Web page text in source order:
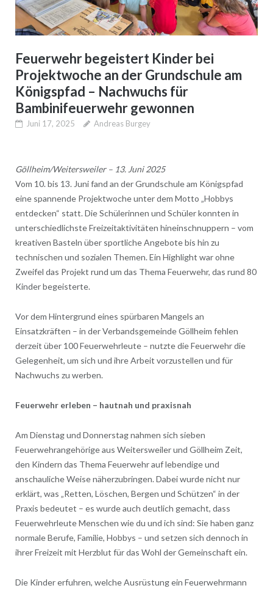
Feuerwehr begeistert Kinder bei
Projektwoche an der Grundschule am
Königspfad – Nachwuchs für
Bambinifeuerwehr gewonnen
Juni 17, 2025 Andreas Burgey
Göllheim/Weitersweiler – 13. Juni 2025
Vom 10. bis 13. Juni fand an der Grundschule am Königspfad
eine spannende Projektwoche unter dem Motto „Hobbys
entdecken“ statt. Die Schülerinnen und Schüler konnten in
unterschiedlichste Freizeitaktivitäten hineinschnuppern – vom
kreativen Basteln über sportliche Angebote bis hin zu
technischen und sozialen Themen. Ein Highlight war ohne
Zweifel das Projekt rund um das Thema Feuerwehr, das rund 80
Kinder begeisterte.
Vor dem Hintergrund eines spürbaren Mangels an
Einsatzkräften – in der Verbandsgemeinde Göllheim fehlen
derzeit über 100 Feuerwehrleute – nutzte die Feuerwehr die
Gelegenheit, um sich und ihre Arbeit vorzustellen und für
Nachwuchs zu werben.
Feuerwehr erleben – hautnah und praxisnah
Am Dienstag und Donnerstag nahmen sich sieben
Feuerwehrangehörige aus Weitersweiler und Göllheim Zeit,
den Kindern das Thema Feuerwehr auf lebendige und
anschauliche Weise näherzubringen. Dabei wurde nicht nur
erklärt, was „Retten, Löschen, Bergen und Schützen“ in der
Praxis bedeutet – es wurde auch deutlich gemacht, dass
Feuerwehrleute Menschen wie du und ich sind: Sie haben ganz
normale Berufe, Familie, Hobbys – und setzen sich dennoch in
ihrer Freizeit mit Herzblut für das Wohl der Gemeinschaft ein.
Die Kinder erfuhren, welche Ausrüstung ein Feuerwehrmann